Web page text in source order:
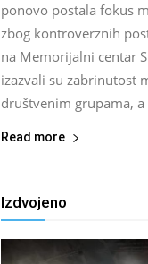
ponovo postala fokus
zbog kontroverznih
na Memorijalni centar
izazvali su zabrinutost
društvenim grupama,
Read more
Izdvojeno